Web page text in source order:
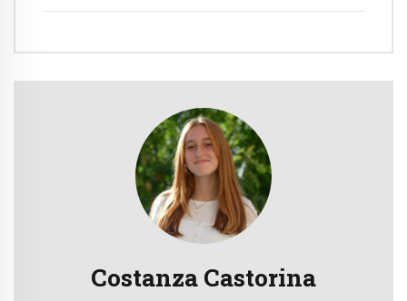
Costanza Castorina